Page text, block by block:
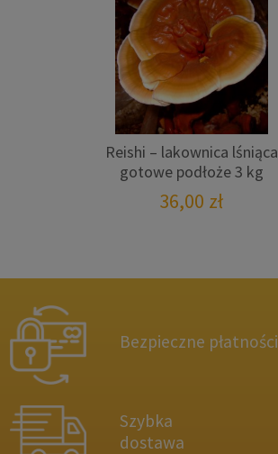
Reishi – lakownica lśniąca
gotowe podłoże 3 kg
36,00 zł
Bezpieczne płatności
Szybka
dostawa